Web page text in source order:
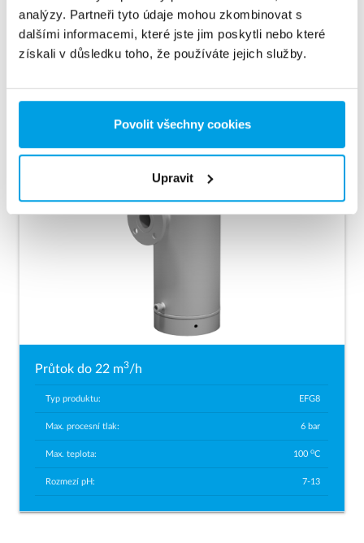
analýzy. Partneři tyto údaje mohou zkombinovat s
dalšími informacemi, které jste jim poskytli nebo které
získali v důsledku toho, že používáte jejich služby.
Povolit všechny cookies
Upravit
Průtok do 22 m3/h
Typ produktu: EFG8
Max. procesní tlak: 6 bar
Max. teplota: 100oC
Rozmezí pH: 7-13